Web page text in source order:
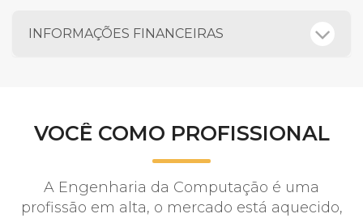
INFORMAÇÕES FINANCEIRAS
VOCÊ COMO PROFISSIONAL
A Engenharia da Computação é uma
profissão em alta, o mercado está aquecido,